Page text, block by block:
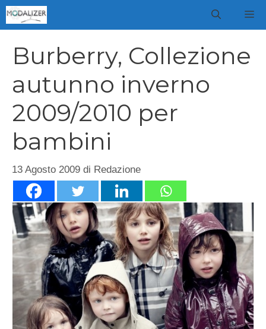
Vai
al
Burberry, Collezione
autunno inverno
2009/2010 per
bambini
13 Agosto 2009 di Redazione